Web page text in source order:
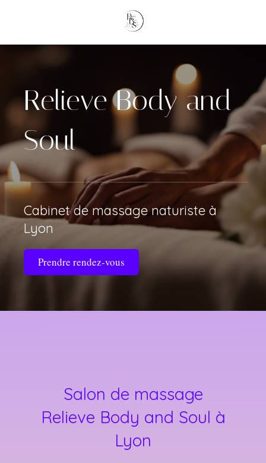
Relieve Body and
Soul
Cabinet de massage naturiste à
Lyon
Prendre rendez-vous
Salon de massage
Relieve Body and Soul à
Lyon